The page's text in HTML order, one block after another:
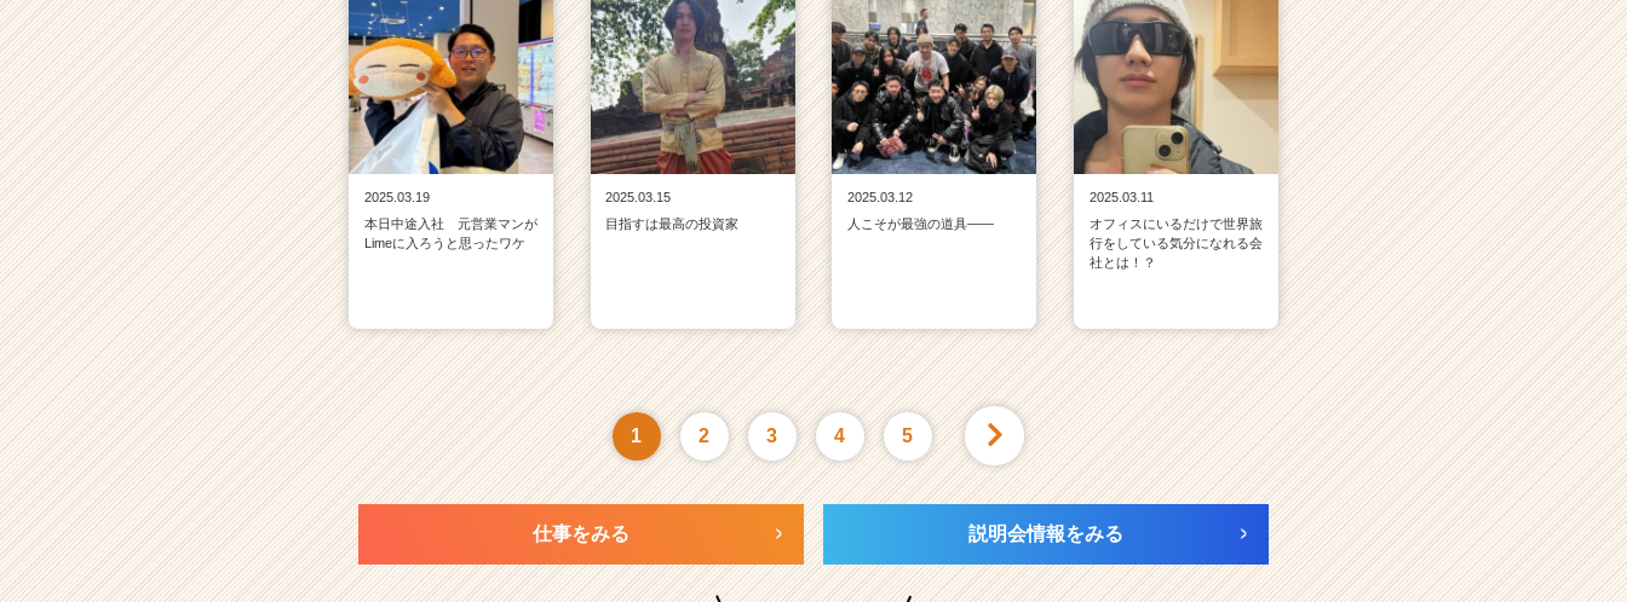
2025.03.19
本日中途入社 元営業マンが
Limeに入ろうと思ったワケ
2025.03.15
目指すは最高の投資家
2025.03.12
人こそが最強の道具——
2025.03.11
オフィスにいるだけで世界旅
行をしている気分になれる会
社とは！？
1 2 3 4 5
仕事をみる 説明会情報をみる